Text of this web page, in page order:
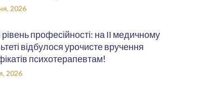
2026
професійності: на ІІ медичному
відбулося урочисте вручення
психотерапевтам!
2026